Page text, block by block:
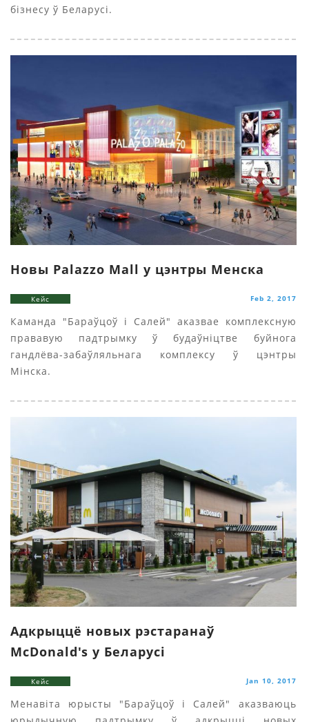
бізнесу ў Беларусі.
Новы Palazzo Mall у цэнтры Менска
Кейс Feb 2, 2017
Каманда "Бараўцоў i Салей" аказвае комплексную
прававую падтрымку ў будаўніцтве буйнога
гандлёва-забаўляльнага комплексу ў цэнтры
Мінска.
Адкрыццё новых рэстаранаў
McDonald's у Беларусі
Кейс Jan 10, 2017
Менавіта юрысты "Бараўцоў i Салей" аказваюць